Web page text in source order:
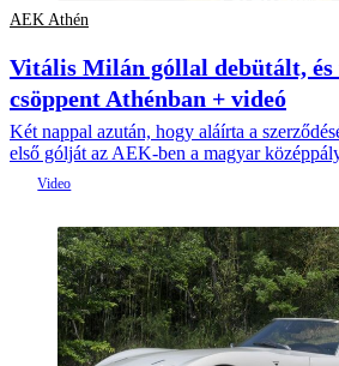
AEK Athén
Vitális Milán góllal debütált, és
csöppent Athénban + videó
Két nappal azután, hogy aláírta a
első gólját az AEK-ben a magyar